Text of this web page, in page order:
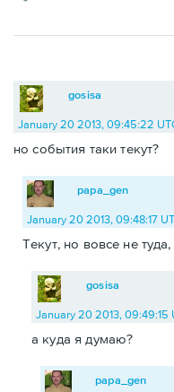
gosisa
January 20 2013, 09:45:22
но события таки текут?
papa_gen
January 20 2013, 09:48:17
Текут, но вовсе не
gosisa
January 20 2013, 09:49:15
а куда я думаю?
papa_gen